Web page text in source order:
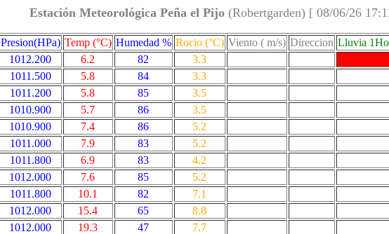
Estación Meteorológica Peña el Pijo(Robertgarden) [ 08/06/26
Presion(HPa) Temp (°C) Humedad % Rocio (°C) Viento ( m/s) Direccion Lluvia
1012.200 6.2 82 3.3
1011.500 5.8 84 3.3
1011.200 5.8 85 3.5
1010.900 5.7 86 3.5
1010.900 7.4 86 5.2
1011.000 7.9 83 5.2
1011.800 6.9 83 4.2
1012.000 7.6 85 5.2
1011.800 10.1 82 7.1
1012.000 15.4 65 8.8
1012.000 19.3 47 7.7